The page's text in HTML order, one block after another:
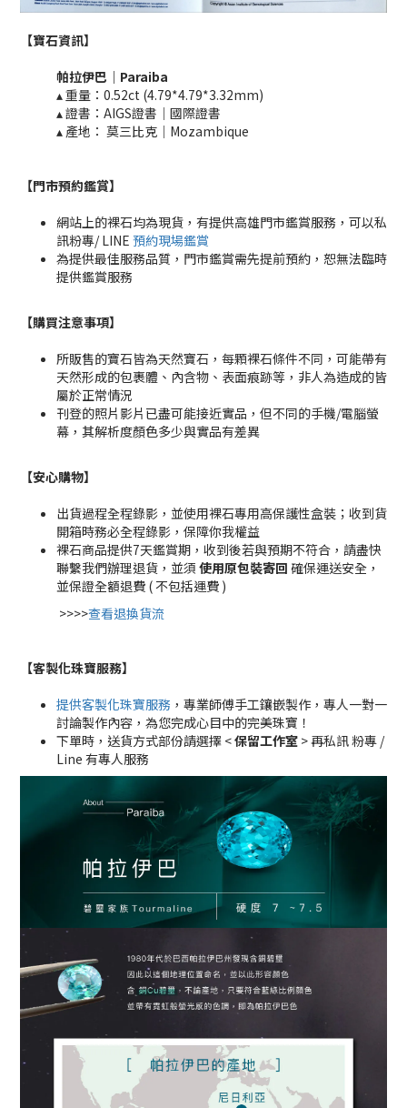
【寶石資訊】
帕拉伊巴 ｜ Paraiba
▴ 重量：0.52ct (4.79*4.79*3.32mm)​
▴ 證書：AIGS證書｜國際證書
▴ 產地： 莫三比克｜Mozambique
【門市預約鑑賞】
網站上的裸石均為現貨，有提供高雄門市鑑賞服務，可以私
訊粉專/ LINE 預約現場鑑賞
為提供最佳服務品質，門市鑑賞需先提前預約，恕無法臨時
提供鑑賞服務
【購買注意事項】
所販售的寶石皆為天然寶石，每顆裸石條件不同，可能帶有
天然形成的包裹體、內含物、表面痕跡等，非人為造成的皆
屬於正常情況
刊登的照片影片已盡可能接近實品，但不同的手機/電腦螢
幕，其解析度顏色多少與實品有差異
【安心購物】
出貨過程全程錄影，並使用裸石專用高保護性盒裝；收到貨
開箱時務必全程錄影，保障你我權益
裸石商品提供7天鑑賞期，收到後若與預期不符合，請盡快
聯繫我們辦理退貨，並須 使用原包裝寄回 確保運送安全，
並保證全額退費 ( 不包括運費 )
>>>>查看退換貨流
【客製化珠寶服務】
提供客製化珠寶服務 ，專業師傅手工鑲嵌製作，專人一對一
討論製作內容，為您完成心目中的完美珠寶！
下單時，送貨方式部份請選擇 <保留工作室 > 再私訊 粉專 /
Line 有專人服務